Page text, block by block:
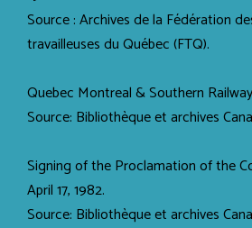
Source : Archives de la Fédération
travailleuses du Québec (FTQ).
Quebec Montreal & Southern
Source: Bibliothèque et archives
Signing of the Proclamation of the
April 17, 1982.
Source: Bibliothèque et archives